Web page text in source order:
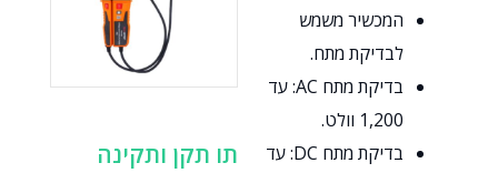
המכשיר משמש
לבדיקת מתח.
בדיקת מתח AC: עד
1,200 וולט.
בדיקת מתח DC: עד
תו תקן ותקינה